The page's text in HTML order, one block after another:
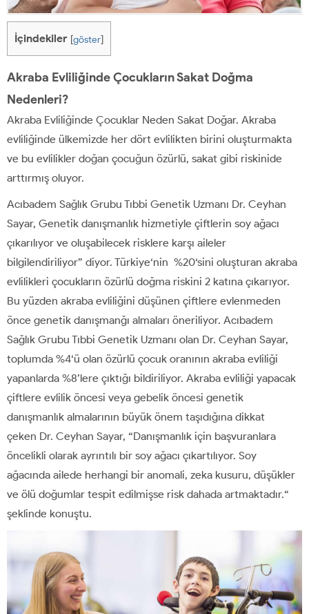
İçindekiler [göster]
Akraba Evliliğinde Çocukların Sakat Doğma
Nedenleri?
Akraba Evliliğinde Çocuklar Neden Sakat Doğar. Akraba
evliliğinde ülkemizde her dört evlilikten birini oluşturmakta
ve bu evlilikler doğan çocuğun özürlü, sakat gibi riskinide
arttırmış oluyor.
Acıbadem Sağlık Grubu Tıbbi Genetik Uzmanı Dr. Ceyhan
Sayar, Genetik danışmanlık hizmetiyle çiftlerin soy ağacı
çıkarılıyor ve oluşabilecek risklere karşı aileler
bilgilendiriliyor” diyor. Türkiye‘nin %20‘sini oluşturan akraba
evlilikleri çocukların özürlü doğma riskini 2 katına çıkarıyor.
Bu yüzden akraba evliliğini düşünen çiftlere evlenmeden
önce genetik danışmanğı almaları öneriliyor. Acıbadem
Sağlık Grubu Tıbbi Genetik Uzmanı olan Dr. Ceyhan Sayar,
toplumda %4‘ü olan özürlü çocuk oranının akraba evliliği
yapanlarda %8’lere çıktığı bildiriliyor. Akraba evliliği yapacak
çiftlere evlilik öncesi veya gebelik öncesi genetik
danışmanlık almalarının büyük önem taşıdığına dikkat
çeken Dr. Ceyhan Sayar, “Danışmanlık için başvuranlara
öncelikli olarak ayrıntılı bir soy ağacı çıkartılıyor. Soy
ağacında ailede herhangi bir anomali, zeka kusuru, düşükler
ve ölü doğumlar tespit edilmişse risk dahada artmaktadır.“
şeklinde konuştu.